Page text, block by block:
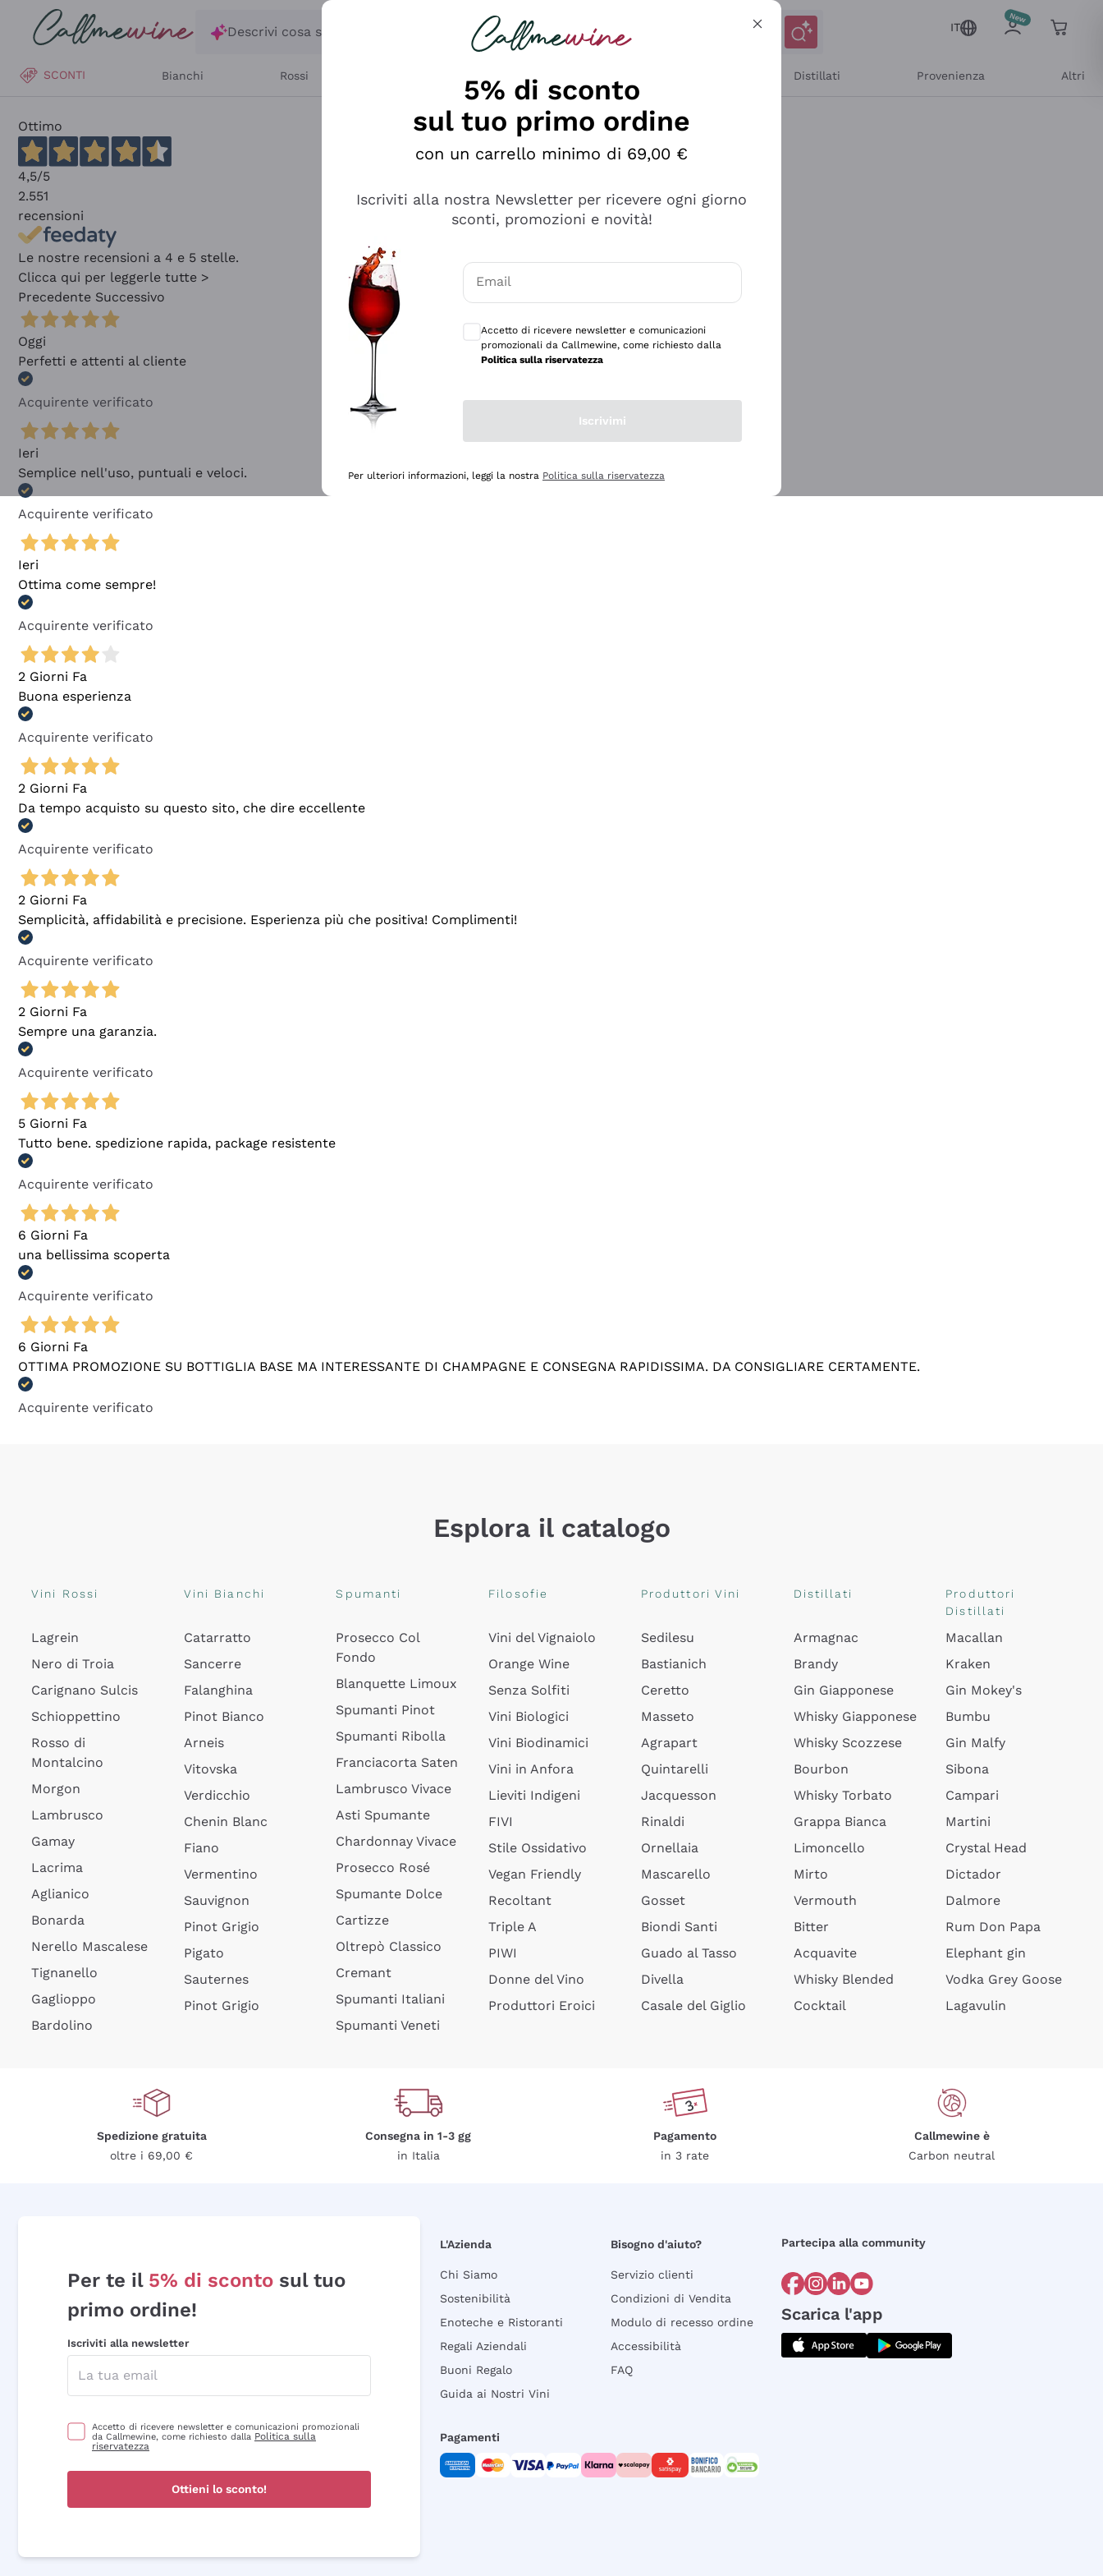
Salta al contenuto principale
Descrivi cosa stai cercando
IT
SCONTI Bianchi Rossi Distillati Provenienza Altri
Ottimo
4,5/5
2.551
recensioni
Le nostre recensioni a 4 e 5 stelle.
Clicca qui per leggerle tutte >
Precedente Successivo
Oggi
Perfetti e attenti al cliente
Acquirente verificato
Ieri
Semplice nell'uso, puntuali e veloci.
Acquirente verificato
Ieri
Ottima come sempre!
Acquirente verificato
2 Giorni Fa
Buona esperienza
Acquirente verificato
2 Giorni Fa
Da tempo acquisto su questo sito, che dire eccellente
Acquirente verificato
2 Giorni Fa
Semplicità, affidabilità e precisione. Esperienza più che positiva! Complimenti!
Acquirente verificato
2 Giorni Fa
Sempre una garanzia.
Acquirente verificato
5 Giorni Fa
Tutto bene. spedizione rapida, package resistente
Acquirente verificato
6 Giorni Fa
una bellissima scoperta
Acquirente verificato
6 Giorni Fa
OTTIMA PROMOZIONE SU BOTTIGLIA BASE MA INTERESSANTE DI CHAMPAGNE E CONSEGNA RAPIDISSIMA. DA CONSIGLIARE CERTAMENTE.
Acquirente verificato
Esplora il catalogo
Vini Rossi
Lagrein
Nero di Troia
Carignano Sulcis
Schioppettino
Rosso di
Montalcino
Morgon
Lambrusco
Gamay
Lacrima
Aglianico
Bonarda
Nerello Mascalese
Tignanello
Gaglioppo
Bardolino
Vini Bianchi
Catarratto
Sancerre
Falanghina
Pinot Bianco
Arneis
Vitovska
Verdicchio
Chenin Blanc
Fiano
Vermentino
Sauvignon
Pinot Grigio
Pigato
Sauternes
Pinot Grigio
Spumanti
Prosecco Col
Fondo
Blanquette Limoux
Spumanti Pinot
Spumanti Ribolla
Franciacorta Saten
Lambrusco Vivace
Asti Spumante
Chardonnay Vivace
Prosecco Rosé
Spumante Dolce
Cartizze
Oltrepò Classico
Cremant
Spumanti Italiani
Spumanti Veneti
Filosofie
Vini del Vignaiolo
Orange Wine
Senza Solfiti
Vini Biologici
Vini Biodinamici
Vini in Anfora
Lieviti Indigeni
FIVI
Stile Ossidativo
Vegan Friendly
Recoltant
Triple A
PIWI
Donne del Vino
Produttori Eroici
Produttori Vini
Sedilesu
Bastianich
Ceretto
Masseto
Agrapart
Quintarelli
Jacquesson
Rinaldi
Ornellaia
Mascarello
Gosset
Biondi Santi
Guado al Tasso
Divella
Casale del Giglio
Distillati
Armagnac
Brandy
Gin Giapponese
Whisky Giapponese
Whisky Scozzese
Bourbon
Whisky Torbato
Grappa Bianca
Limoncello
Mirto
Vermouth
Bitter
Acquavite
Whisky Blended
Cocktail
Produttori
Distillati
Macallan
Kraken
Gin Mokey's
Bumbu
Gin Malfy
Sibona
Campari
Martini
Crystal Head
Dictador
Dalmore
Rum Don Papa
Elephant gin
Vodka Grey Goose
Lagavulin
Spedizione gratuita
oltre i 69,00 €
Consegna in 1-3 gg
in Italia
Pagamento
in 3 rate
Callmewine è
Carbon neutral
Per te il 5% di sconto sul tuo
primo ordine!
Iscriviti alla newsletter
Accetto di ricevere newsletter e comunicazioni promozionali
da Callmewine, come richiesto dalla Politica sulla
riservatezza
Ottieni lo sconto!
L'Azienda
Chi Siamo
Sostenibilità
Enoteche e Ristoranti
Regali Aziendali
Buoni Regalo
Guida ai Nostri Vini
Bisogno d'aiuto?
Servizio clienti
Condizioni di Vendita
Modulo di recesso ordine
Accessibilità
FAQ
Partecipa alla community
Scarica l'app
Pagamenti
5% di sconto
sul tuo primo ordine
con un carrello minimo di 69,00 €
Iscriviti alla nostra Newsletter per ricevere ogni giorno
sconti, promozioni e novità!
Email
Accetto di ricevere newsletter e comunicazioni
promozionali da Callmewine, come richiesto dalla
Politica sulla riservatezza
Iscrivimi
Per ulteriori informazioni, leggi la nostra Politica sulla riservatezza